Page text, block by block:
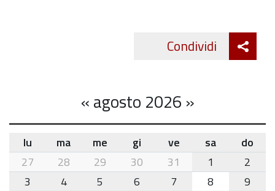
Condividi
«agosto 2026 »
month-
8
lu ma me gi ve sa
do
27
28 29 30 31 1
2
3
4 5 6 7 8
9